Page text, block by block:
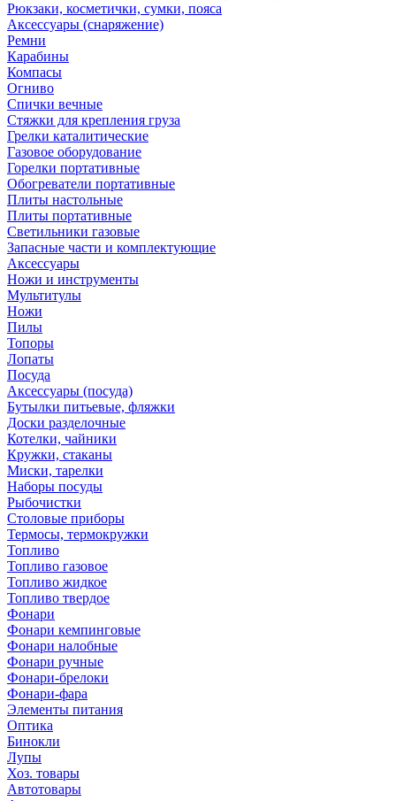
Рюкзаки, косметички, сумки, пояса
Аксессуары (снаряжение)
Ремни
Карабины
Компасы
Огниво
Спички вечные
Стяжки для крепления груза
Грелки каталитические
Газовое оборудование
Горелки портативные
Обогреватели портативные
Плиты настольные
Плиты портативные
Светильники газовые
Запасные части и комплектующие
Аксессуары
Ножи и инструменты
Мультитулы
Ножи
Пилы
Топоры
Лопаты
Посуда
Аксессуары (посуда)
Бутылки питьевые, фляжки
Доски разделочные
Котелки, чайники
Кружки, стаканы
Миски, тарелки
Наборы посуды
Рыбочистки
Столовые приборы
Термосы, термокружки
Топливо
Топливо газовое
Топливо жидкое
Топливо твердое
Фонари
Фонари кемпинговые
Фонари налобные
Фонари ручные
Фонари-брелоки
Фонари-фара
Элементы питания
Оптика
Бинокли
Лупы
Хоз. товары
Автотовары